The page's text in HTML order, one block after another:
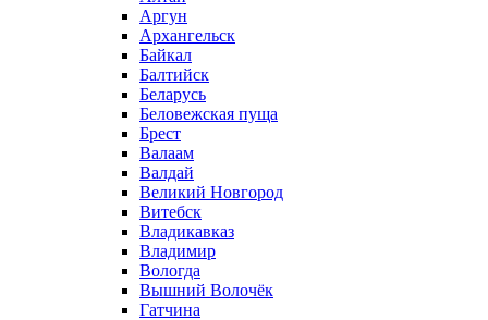
Аргун
Архангельск
Байкал
Балтийск
Беларусь
Беловежская пуща
Брест
Валаам
Валдай
Великий Новгород
Витебск
Владикавказ
Владимир
Вологда
Вышний Волочёк
Гатчина